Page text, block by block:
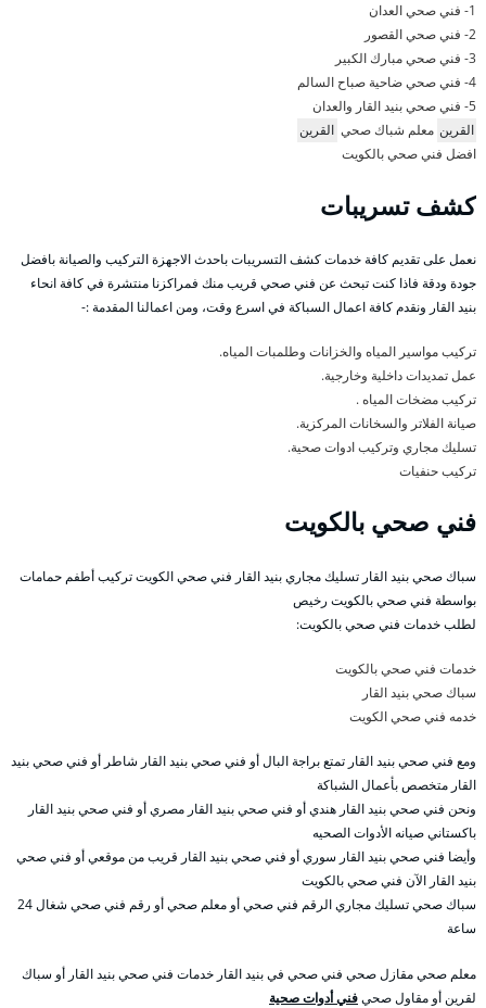
1- فني صحي العدان
2- فني صحي القصور
3- فني صحي مبارك الكبير
4- فني صحي ضاحية صباح السالم
5- فني صحي بنيد القار والعدان
القرين معلم شباك صحي القرين
افضل فني صحي بالكويت
كشف تسريبات
نعمل على تقديم كافة خدمات كشف التسريبات باحدث الاجهزة التركيب والصيانة بافضل
جودة ودقة فاذا كنت تبحث عن فني صحي قريب منك فمراكزنا منتشرة في كافة انحاء
بنيد القار ونقدم كافة اعمال السباكة في اسرع وقت، ومن اعمالنا المقدمة :-
تركيب مواسير المياه والخزانات وطلمبات المياه.
عمل تمديدات داخلية وخارجية.
تركيب مضخات المياه .
صيانة الفلاتر والسخانات المركزية.
تسليك مجاري وتركيب ادوات صحية.
تركيب حنفيات
فني صحي بالكويت
سباك صحي بنيد القار تسليك مجاري بنيد القار فني صحي الكويت تركيب أطفم حمامات
بواسطة فني صحي بالكويت رخيص
لطلب خدمات فني صحي بالكويت:
خدمات فني صحي بالكويت
سباك صحي بنيد القار
خدمه فني صحي الكويت
ومع فني صحي بنيد القار تمتع براجة البال أو فني صحي بنيد القار شاطر أو فني صحي بنيد
القار متخصص بأعمال الشباكة
ونحن فني صحي بنيد القار هندي أو فني صحي بنيد القار مصري أو فني صحي بنيد القار
باكستاني صيانه الأدوات الصحيه
وأيضا فني صحي بنيد القار سوري أو فني صحي بنيد القار قريب من موقعي أو فني صحي
بنيد القار الآن فني صحي بالكويت
سباك صحي تسليك مجاري الرقم فني صحي أو معلم صحي أو رقم فني صحي شغال 24
ساعة
معلم صحي مقازل صحي فني صحي في بنيد القار خدمات فني صحي بنيد القار أو سباك
لقرين أو مقاول صحيفني أدوات صحية